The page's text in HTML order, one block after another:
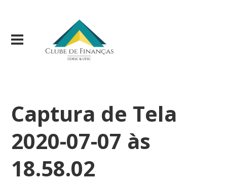
Captura de Tela
2020-07-07 às
18.58.02